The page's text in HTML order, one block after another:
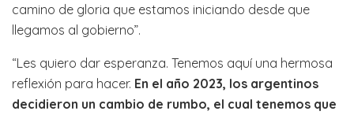
camino de gloria que estamos iniciando desde que
llegamos al gobierno”.
“Les quiero dar esperanza. Tenemos aquí una hermosa
reflexión para hacer. En el año 2023, los argentinos
decidieron un cambio de rumbo, el cual tenemos que